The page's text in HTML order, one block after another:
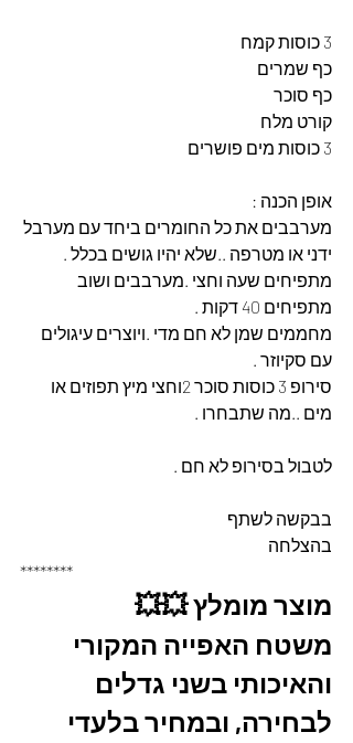
3 כוסות קמח
כף שמרים
כף סוכר
קורט מלח
3 כוסות מים פושרים
אופן הכנה :
מערבבים את כל החומרים ביחד עם מערבל
ידני או מטרפה ..שלא יהיו גושים בכלל .
מתפיחים שעה וחצי .מערבבים ושוב
מתפיחים 40 דקות .
מחממים שמן לא חם מדי .ויוצרים עיגולים
עם סקיוזר .
סירופ 3 כוסות סוכר 2וחצי מיץ תפוזים או
מים ..מה שתבחרו .
לטבול בסירופ לא חם .
בבקשה לשתף
בהצלחה
********
מוצר מומלץ 💥💥
משטח האפייה המקורי
והאיכותי בשני גדלים
לבחירה, ובמחיר בלעדי